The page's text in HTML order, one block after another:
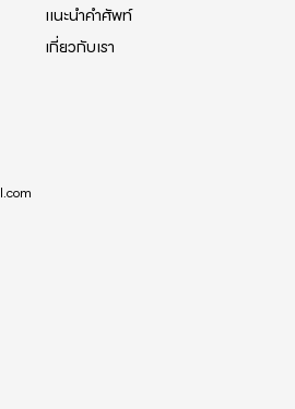
แนะนำคำศัพท์
เกี่ยวกับเรา